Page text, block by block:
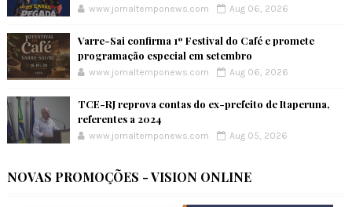
www.jornaltemponews.com Aug 06, 2026
Varre-Sai confirma 1º Festival do Café e promete
programação especial em setembro
www.jornaltemponews.com Aug 06, 2026
TCE-RJ reprova contas do ex-prefeito de Itaperuna,
referentes a 2024
www.jornaltemponews.com Aug 05, 2026
NOVAS PROMOÇÕES - VISION ONLINE